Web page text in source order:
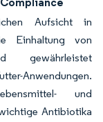
Aufsicht in
Einhaltung von
gewährleistet
Anwendungen.
und
Antibiotika